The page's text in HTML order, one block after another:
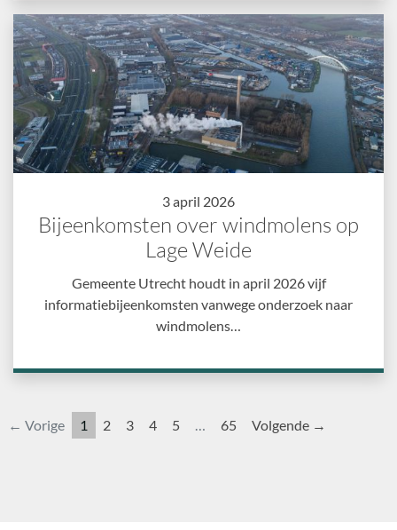
3 april 2026
Bijeenkomsten over windmolens op
Lage Weide
Gemeente Utrecht houdt in april 2026 vijf
informatiebijeenkomsten vanwege onderzoek naar
windmolens…
← Vorige 1 2 3 4 5 … 65 Volgende →